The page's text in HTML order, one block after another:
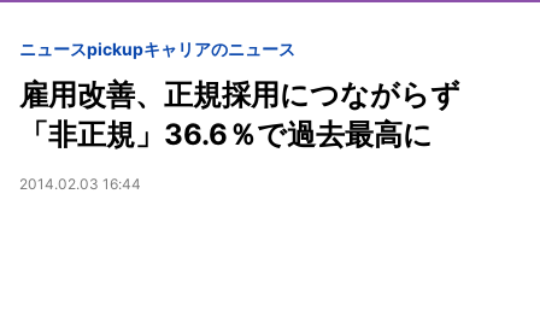
ニュースpickupキャリアのニュース
雇用改善、正規採用につながらず
「非正規」36.6％で過去最高に
2014.02.03 16:44